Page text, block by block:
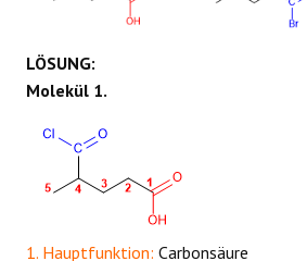
LÖSUNG:
Molekül 1.
1. Hauptfunktion: Carbonsäure